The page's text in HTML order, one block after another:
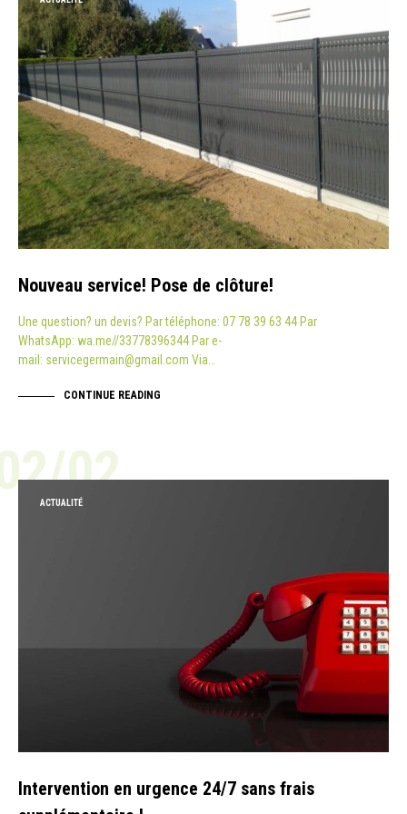
Nouveau service! Pose de clôture!
Une question? un devis? Par téléphone: 07 78 39 63 44 Par
WhatsApp: wa.me//33778396344 Par e-
mail: servicegermain@gmail.com Via…
CONTINUE READING
02
ACTUALITÉ
Intervention en urgence 24/7 sans frais